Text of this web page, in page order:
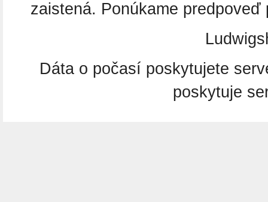
zaistená. Ponúkame
Dáta o počasí poskytujete
poskytuje